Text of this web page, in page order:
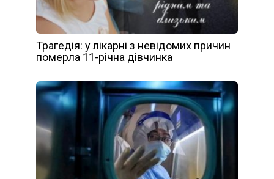
Трагедія: у лікарні з невідомих причин
померла 11-річна дівчинка